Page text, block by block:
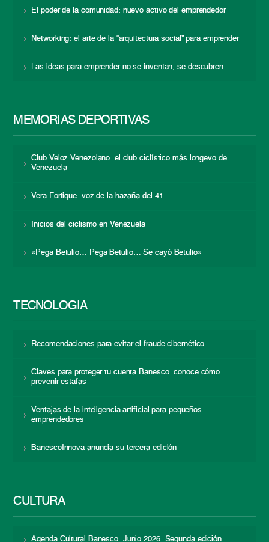
El poder de la comunidad: nuevo activo del emprendedor
Networking: el arte de la “arquitectura social” para emprender
Las ideas para emprender no se inventan, se descubren
MEMORIAS DEPORTIVAS
Club Veloz Venezolano: el club ciclístico más longevo de
Venezuela
Vera Fortique: voz de la hazaña del 41
Inicios del ciclismo en Venezuela
«Pega Betulio… Pega Betulio… Se cayó Betulio»
TECNOLOGÍA
Recomendaciones para evitar el fraude cibernético
Claves para proteger tu cuenta Banesco: conoce cómo
prevenir estafas
Ventajas de la inteligencia artificial para pequeños
emprendedores
BanescoInnova anuncia su tercera edición
CULTURA
Agenda Cultural Banesco. Junio 2026. Segunda edición